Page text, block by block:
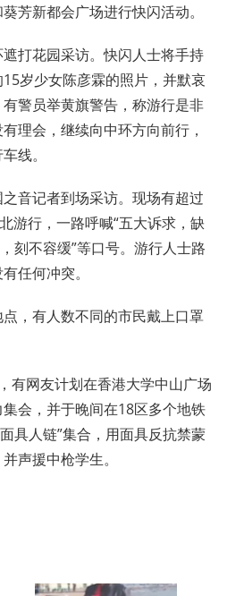
芳新都会广场进行快闪活动。
打花园采访。快闪人士将手持
岁少女陈彦霖的照片，并默哀
警员举黄旗警告，称游行是非
理会，继续向中环方向前行，
线。
音记者到场采访。现场有超过
游行，一路呼喊“五大诉求，缺
刻不容缓”等口号。游行人士路
任何冲突。
，有人数不同的市民戴上口罩
有网友计划在香港大学中山广场
会，并于晚间在18区多个地铁
具人链”集合，用面具反抗禁蒙
声援中枪学生。